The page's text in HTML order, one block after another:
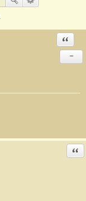
−